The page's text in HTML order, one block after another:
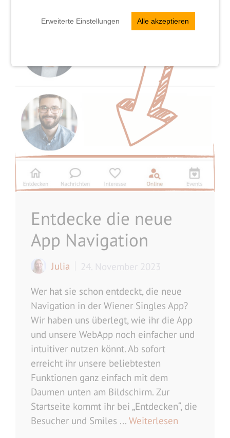
Erweiterte Einstellungen Alle akzeptieren
Entdecke die neue
App Navigation
Julia 24. November 2023
Wer hat sie schon entdeckt, die neue
Navigation in der Wiener Singles App?
Wir haben uns überlegt, wie ihr die App
und unsere WebApp noch einfacher und
intuitiver nutzen könnt. Ab sofort
erreicht ihr unsere beliebtesten
Funktionen ganz einfach mit dem
Daumen unten am Bildschirm. Zur
Startseite kommt ihr bei „Entdecken“, die
Besucher und Smiles ... Weiterlesen